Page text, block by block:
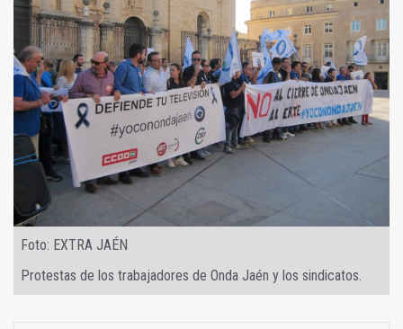
Foto: EXTRA JAÉN
Protestas de los trabajadores de Onda Jaén y los sindicatos.